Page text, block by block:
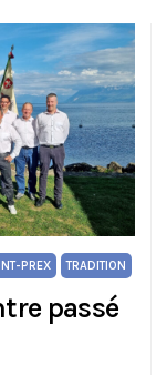
PREX TRADITION
passé